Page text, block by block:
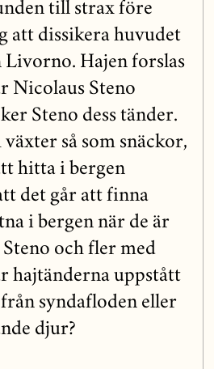
till strax före
att dissikera huvudet
Livorno. Hajen forslas
Nicolaus Steno
Steno dess tänder.
så som snäckor,
hitta i bergen
det går att finna
i bergen när de är
och fler med
hajtänderna uppstått
syndafloden eller
djur?